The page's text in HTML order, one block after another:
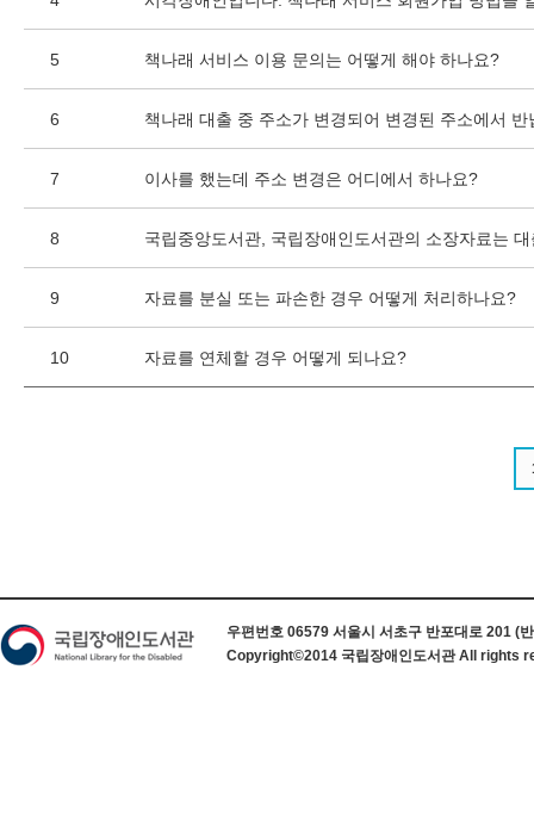
5 책나래 서비스 이용 문의는 어떻게 해야 하나요?
6 책나래 대출 중 주소가 변경되어 변경된 주소에서
7 이사를 했는데 주소 변경은 어디에서 하나요?
8 국립중앙도서관, 국립장애인도서관의 소장자료는
9 자료를 분실 또는 파손한 경우 어떻게 처리하나요?
10 자료를 연체할 경우 어떻게 되나요?
우편번호 06579 서울시 서초구 반포대로 201 (
Copyright©2014 국립장애인도서관 All rights